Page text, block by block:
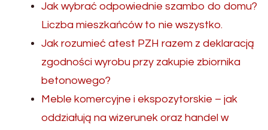
Jak wybrać odpowiednie szambo do domu?
Liczba mieszkańców to nie wszystko.
Jak rozumieć atest PZH razem z deklaracją
zgodności wyrobu przy zakupie zbiornika
betonowego?
Meble komercyjne i ekspozytorskie – jak
oddziałują na wizerunek oraz handel w